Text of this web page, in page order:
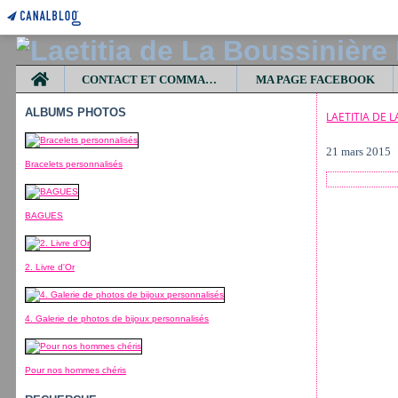
Home
CONTACT ET COMMANDES MA PAGE FACEBOOK
ALBUMS PHOTOS
Bracelets personnalisés
BAGUES
2. Livre d'Or
4. Galerie de photos de bijoux personnalisés
Pour nos hommes chéris
LAETITIA DE
21 mars 2015